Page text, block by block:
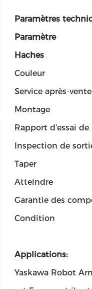
Paramètres
Paramètre
Haches
Couleur
Service après-
Montage
Rapport d'essai
Inspection de
Taper
Atteindre
Garantie des
Condition
Applications:
Yaskawa Robot